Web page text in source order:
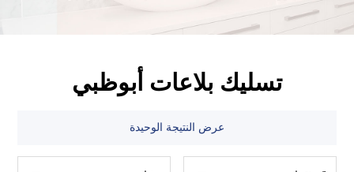
تسليك بلاعات أبوظبي
عرض النتيجة الوحيدة